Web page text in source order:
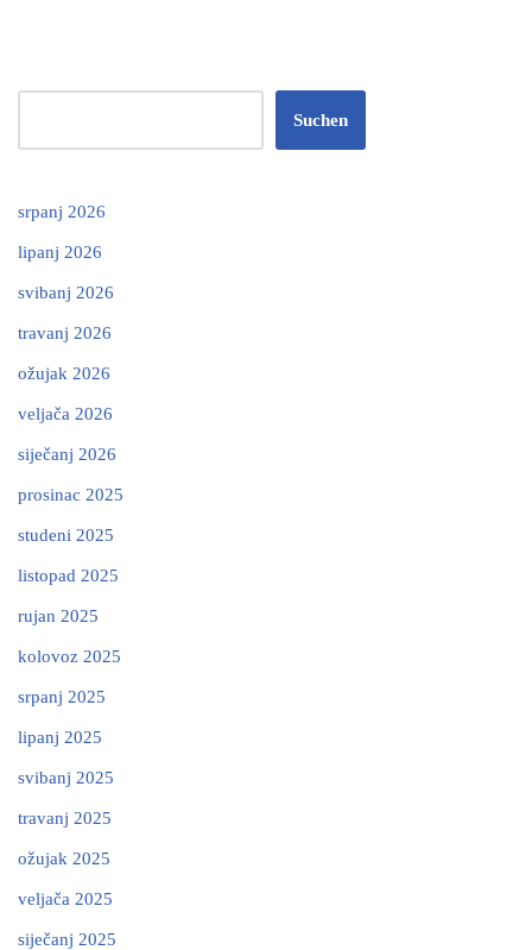
Suchen
srpanj 2026
lipanj 2026
svibanj 2026
travanj 2026
ožujak 2026
veljača 2026
siječanj 2026
prosinac 2025
studeni 2025
listopad 2025
rujan 2025
kolovoz 2025
srpanj 2025
lipanj 2025
svibanj 2025
travanj 2025
ožujak 2025
veljača 2025
siječanj 2025